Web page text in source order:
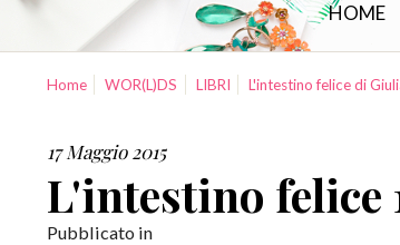
HOME
Home WOR(L)DS LIBRI L'intestino felice di
17 Maggio 2015
L'intestino felice
Pubblicato in